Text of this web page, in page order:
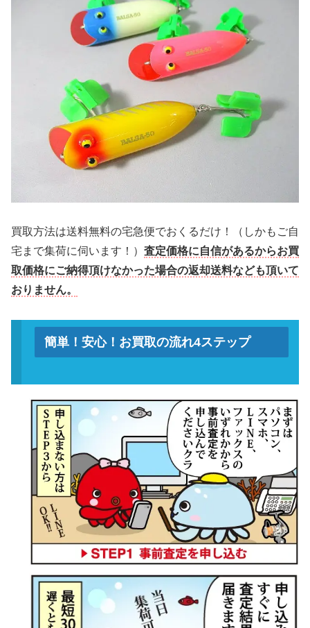
買取方法は送料無料の宅急便でおくるだけ！（しかもご自
宅まで集荷に伺います！） 査定価格に自信があるからお買
取価格にご納得頂けなかった場合の返却送料なども頂いて
おりません。
簡単！安心！お買取の流れ4ステップ